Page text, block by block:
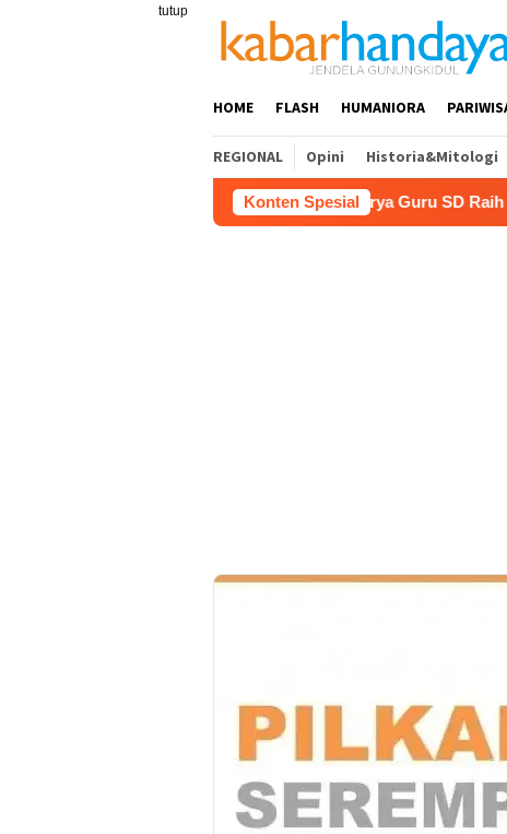
tutup
HOME FLASH HUMANIORA
REGIONAL Opini Historia&Mitologi
Konten Spesial
Film “Nalar” Karya Guru SD Raih Juara